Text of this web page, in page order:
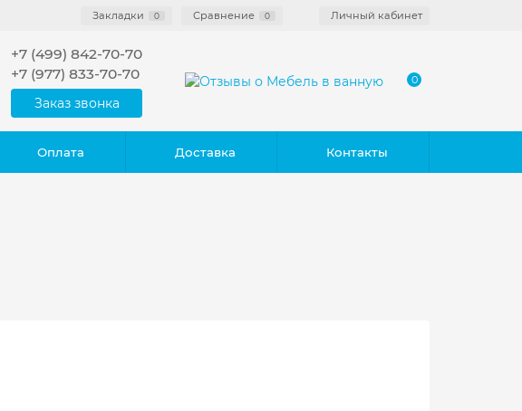
Закладки 0 Сравнение 0 Личный кабинет
+7 (499) 842-70-70
+7 (977) 833-70-70
Заказ звонка
0
Оплата Доставка Контакты